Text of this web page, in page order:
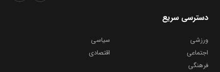
دسترسی سریع
ورزشی
سیاسی
اجتماعی
اقتصادی
فرهنگی